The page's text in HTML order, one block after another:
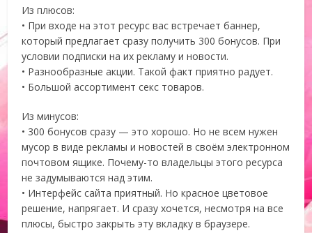
Из плюсов:
• При входе на этот ресурс вас встречает баннер,
который предлагает сразу получить 300 бонусов. При
условии подписки на их рекламу и новости.
• Разнообразные акции. Такой факт приятно радует.
• Большой ассортимент секс товаров.
Из минусов:
• 300 бонусов сразу — это хорошо. Но не всем нужен
мусор в виде рекламы и новостей в своём электронном
почтовом ящике. Почему-то владельцы этого ресурса
не задумываются над этим.
• Интерфейс сайта приятный. Но красное цветовое
решение, напрягает. И сразу хочется, несмотря на все
плюсы, быстро закрыть эту вкладку в браузере.